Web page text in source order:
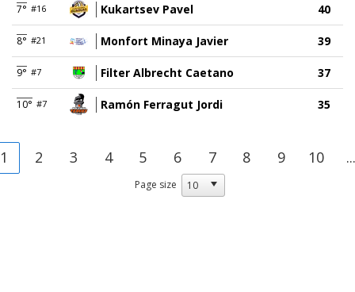
7° #16 Kukartsev Pavel 40
8° #21 Monfort Minaya Javier 39
9° #7 Filter Albrecht Caetano 37
10° #7 Ramón Ferragut Jordi 35
1 2 3 4 5 6 7 8 9 10 ...
Page size